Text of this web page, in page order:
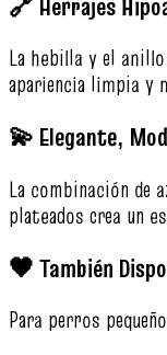
La hebilla y el
apariencia limpia y
💫 Elegante,
La combinación de
plateados crea un
🖤 También
Para perros